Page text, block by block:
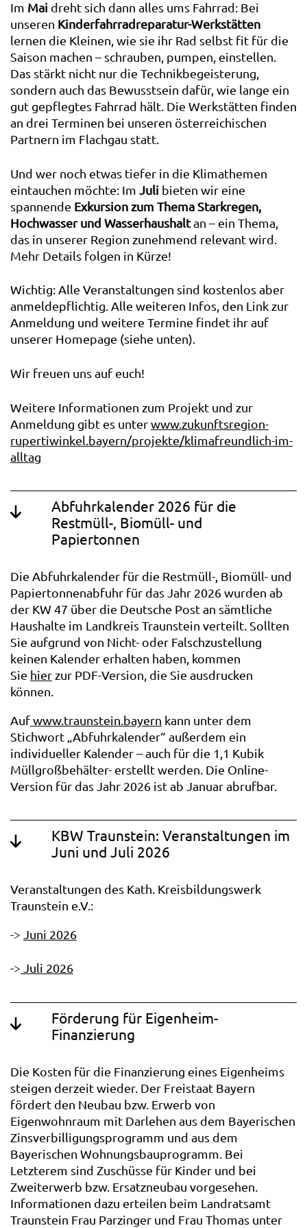
Im Mai dreht sich dann alles ums Fahrrad: Bei
unseren Kinderfahrradreparatur-Werkstätten
lernen die Kleinen, wie sie ihr Rad selbst fit für die
Saison machen – schrauben, pumpen, einstellen.
Das stärkt nicht nur die Technikbegeisterung,
sondern auch das Bewusstsein dafür, wie lange ein
gut gepflegtes Fahrrad hält. Die Werkstätten finden
an drei Terminen bei unseren österreichischen
Partnern im Flachgau statt.
Und wer noch etwas tiefer in die Klimathemen
eintauchen möchte: Im Juli bieten wir eine
spannende Exkursion zum Thema Starkregen,
Hochwasser und Wasserhaushaltan – ein Thema,
das in unserer Region zunehmend relevant wird.
Mehr Details folgen in Kürze!
Wichtig: Alle Veranstaltungen sind kostenlos aber
anmeldepflichtig. Alle weiteren Infos, den Link zur
Anmeldung und weitere Termine findet ihr auf
unserer Homepage (siehe unten).
Wir freuen uns auf euch!
Weitere Informationen zum Projekt und zur
Anmeldung gibt es unter www.zukunftsregion-
rupertiwinkel.bayern/projekte/klimafreundlich-im-
alltag
Abfuhrkalender 2026 für die
Restmüll-, Biomüll- und
Papiertonnen
Die Abfuhrkalender für die Restmüll-, Biomüll- und
Papiertonnenabfuhr für das Jahr 2026 wurden ab
der KW 47 über die Deutsche Post an sämtliche
Haushalte im Landkreis Traunstein verteilt. Sollten
Sie aufgrund von Nicht- oder Falschzustellung
keinen Kalender erhalten haben, kommen
Sie hier zur PDF-Version, die Sie ausdrucken
können.
Auf www.traunstein.bayern kann unter dem
Stichwort „Abfuhrkalender“ außerdem ein
individueller Kalender – auch für die 1,1 Kubik
Müllgroßbehälter- erstellt werden. Die Online-
Version für das Jahr 2026 ist ab Januar abrufbar.
KBW Traunstein: Veranstaltungen im
Juni und Juli 2026
Veranstaltungen des Kath. Kreisbildungswerk
Traunstein e.V.:
-> Juni 2026
-> Juli 2026
Förderung für Eigenheim-
Finanzierung
Die Kosten für die Finanzierung eines Eigenheims
steigen derzeit wieder. Der Freistaat Bayern
fördert den Neubau bzw. Erwerb von
Eigenwohnraum mit Darlehen aus dem Bayerischen
Zinsverbilligungsprogramm und aus dem
Bayerischen Wohnungsbauprogramm. Bei
Letzterem sind Zuschüsse für Kinder und bei
Zweiterwerb bzw. Ersatzneubau vorgesehen.
Informationen dazu erteilen beim Landratsamt
Traunstein Frau Parzinger und Frau Thomas unter